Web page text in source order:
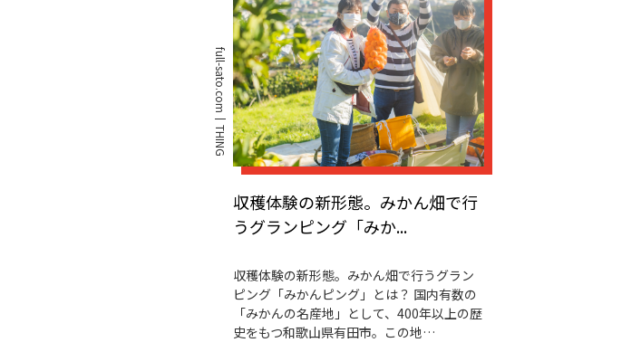
full-sato.com
THING
収穫体験の新形態。みかん畑で行
うグランピング「みか...
収穫体験の新形態。みかん畑で行うグラン
ピング「みかんピング」とは？ 国内有数の
「みかんの名産地」として、400年以上の歴
史をもつ和歌山県有田市。この地…